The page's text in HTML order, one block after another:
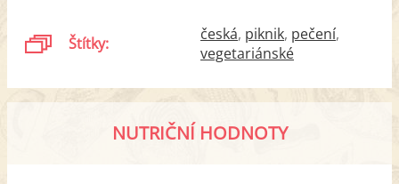
Štítky: česká piknik pečení
vegetariánské
NUTRIČNÍ HODNOTY